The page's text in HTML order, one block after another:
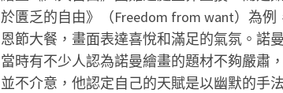
於匱乏的自由》（Freedom from want）為
恩節大餐，畫面表達喜悅和滿足的氣氛。諾
當時有不少人認為諾曼繪畫的題材不夠嚴肅
並不介意，他認定自己的天賦是以幽默的手